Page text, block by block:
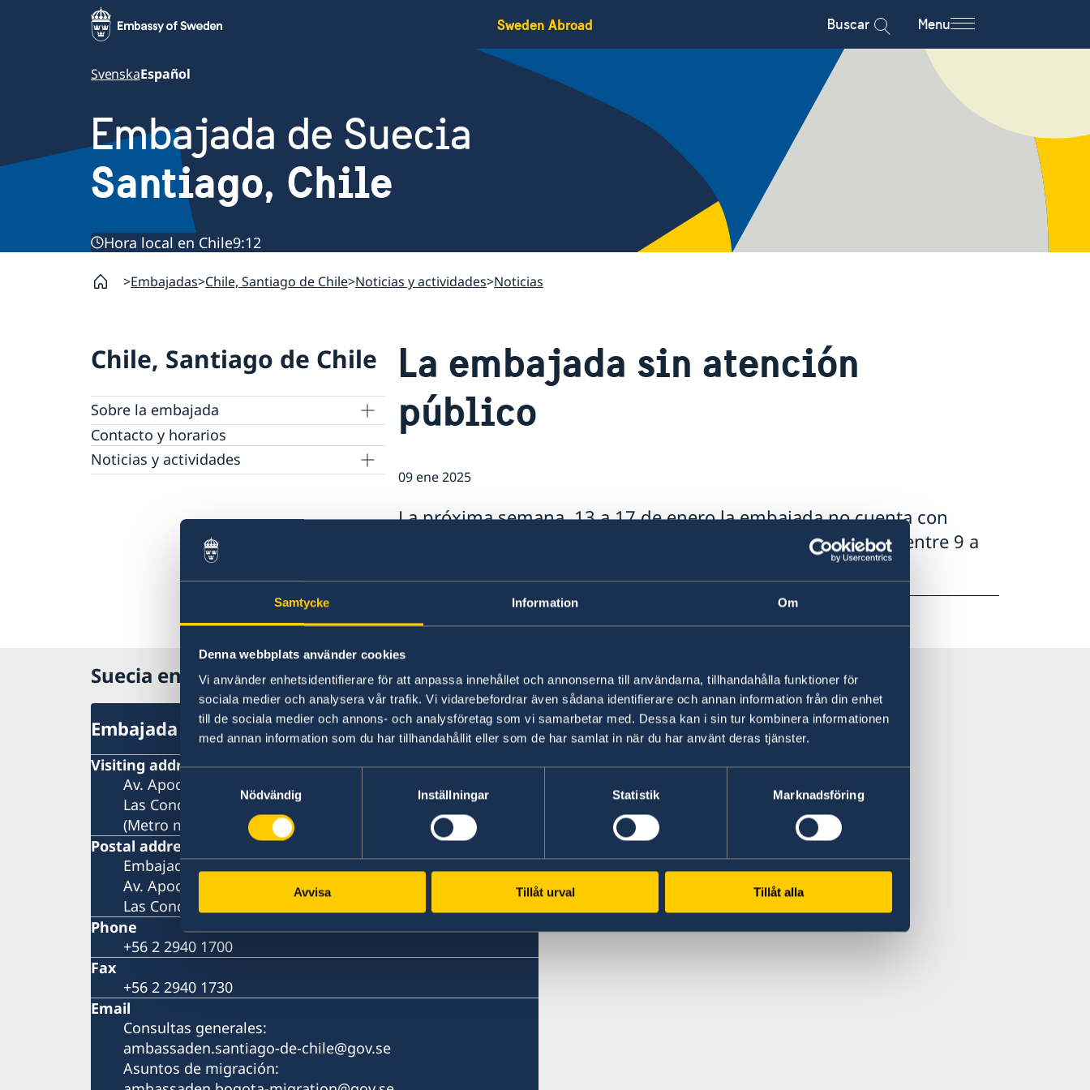
Samtycke Information Om
Denna webbplats använder cookies
Vi använder enhetsidentifierare för att anpassa innehållet och annonserna till användarna, tillhandahålla funktioner för
sociala medier och analysera vår trafik. Vi vidarebefordrar även sådana identifierare och annan information från din enhet
till de sociala medier och annons- och analysföretag som vi samarbetar med. Dessa kan i sin tur kombinera informationen
med annan information som du har tillhandahållit eller som de har samlat in när du har använt deras tjänster.
Nödvändig
Inställningar Statistik Marknadsföring
Avvisa Tillåt urval Tillåt alla
Sweden Abroad Buscar Menu
SvenskaEspañol
Embajada de Suecia
Santiago, Chile
Hora local en Chile9:12
Embajadas Chile, Santiago de Chile Noticias y actividades Noticias
Chile, Santiago de Chile
Sobre la embajada
Vacantes
Pasantía
Tarifas
Contacto y horarios
Noticias y actividades
Svenskar i Världen
La embajada sin atención
público
09 ene 2025
La próxima semana, 13 a 17 de enero la embajada no cuenta con
atención público presencial. Se puede llamar a la embajada entre 9 a
Suecia en Chile
Embajada de Suecia
Visiting address
Av. Apoquindo 2929, piso 3
Las Condes, Santiago de Chile
(Metro más cercano: Tobalaba o El Golf)
Postal address
Embajada de Suecia
Av. Apoquindo 2929, Oficina 300
Las Condes, Santiago de Chile
Phone
+56 2 2940 1700
Fax
+56 2 2940 1730
Email
Consultas generales:
ambassaden.santiago-de-chile@gov.se
Asuntos de migración: